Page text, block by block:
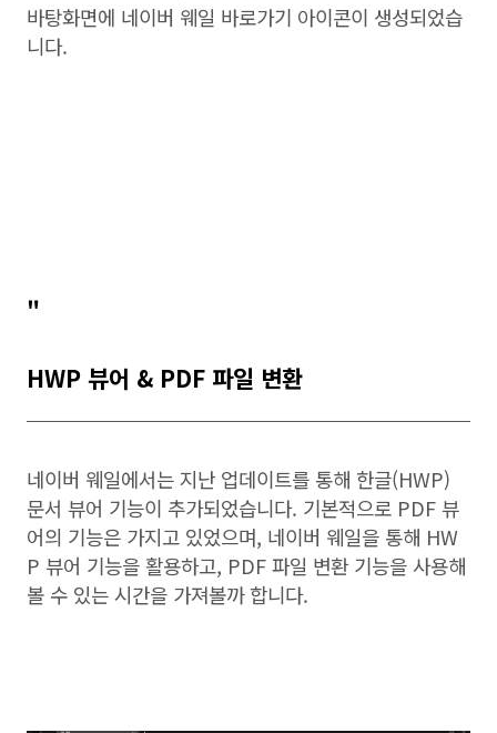
바탕화면에 네이버 웨일 바로가기 아이콘이 생성되었습
니다.
"
HWP 뷰어 & PDF 파일 변환
네이버 웨일에서는 지난 업데이트를 통해 한글(HWP)
문서 뷰어 기능이 추가되었습니다. 기본적으로 PDF 뷰
어의 기능은 가지고 있었으며, 네이버 웨일을 통해 HW
P 뷰어 기능을 활용하고, PDF 파일 변환 기능을 사용해
볼 수 있는 시간을 가져볼까 합니다.